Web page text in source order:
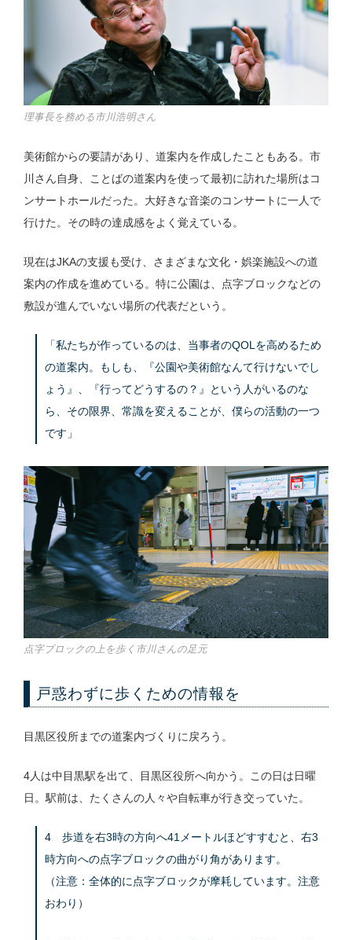
理事長を務める市川浩明さん
美術館からの要請があり、道案内を作成したこともある。市
川さん自身、ことばの道案内を使って最初に訪れた場所はコ
ンサートホールだった。大好きな音楽のコンサートに一人で
行けた。その時の達成感をよく覚えている。
現在はJKAの支援も受け、さまざまな文化・娯楽施設への道
案内の作成を進めている。特に公園は、点字ブロックなどの
敷設が進んでいない場所の代表だという。
「私たちが作っているのは、当事者のQOLを高めるため
の道案内。もしも、『公園や美術館なんて行けないでし
ょう』、『行ってどうするの？』という人がいるのな
ら、その限界、常識を変えることが、僕らの活動の一つ
です」
点字ブロックの上を歩く市川さんの足元
戸惑わずに歩くための情報を
目黒区役所までの道案内づくりに戻ろう。
4人は中目黒駅を出て、目黒区役所へ向かう。この日は日曜
日。駅前は、たくさんの人々や自転車が行き交っていた。
4 歩道を右3時の方向へ41メートルほどすすむと、右3
時方向への点字ブロックの曲がり角があります。
（注意：全体的に点字ブロックが摩耗しています。注意
おわり）